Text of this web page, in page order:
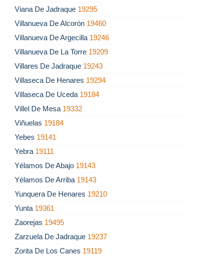
Viana De Jadraque 19295
Villanueva De Alcorón 19460
Villanueva De Argecilla 19246
Villanueva De La Torre 19209
Villares De Jadraque 19243
Villaseca De Henares 19294
Villaseca De Uceda 19184
Villel De Mesa 19332
Viñuelas 19184
Yebes 19141
Yebra 19111
Yélamos De Abajo 19143
Yélamos De Arriba 19143
Yunquera De Henares 19210
Yunta 19361
Zaorejas 19495
Zarzuela De Jadraque 19237
Zorita De Los Canes 19119